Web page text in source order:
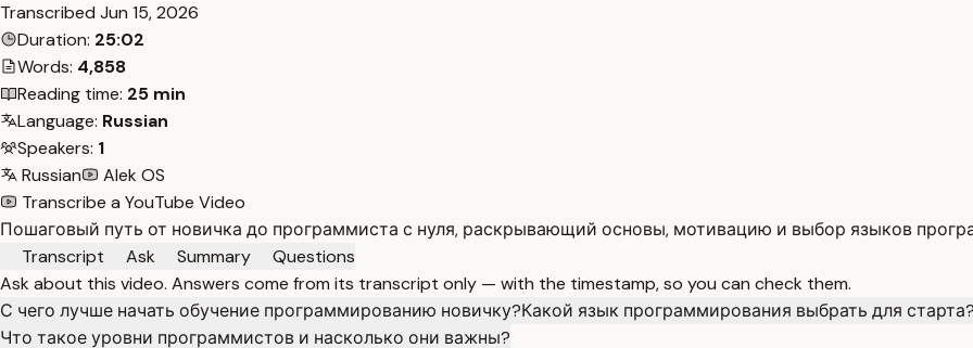
Transcribed Jun 15, 2026
Duration: 25:02
Words: 4,858
Reading time: 25 min
Language: Russian
Speakers: 1
Russian
Alek OS
Transcribe a YouTube Video
Пошаговый путь от новичка до программиста с нуля, раскрывающий основы, мотивацию и выбор языков
Transcript
Ask Summary
Questions
Ask about this video. Answers come from its transcript only — with the timestamp, so you can check them.
С чего лучше начать обучение программированию новичку?Какой язык программирования выбрать для старта?
Что такое уровни программистов и насколько они важны?